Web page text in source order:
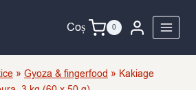
Coș 0
» Gyoza & fingerfood » Kakiage